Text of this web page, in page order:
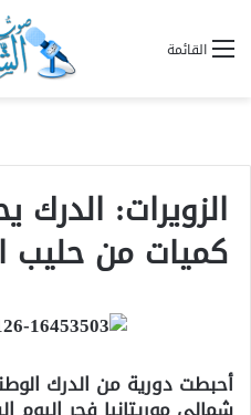
القائمة
الزويرات:
كميات من حليب
أحبطت دورية من الدرك